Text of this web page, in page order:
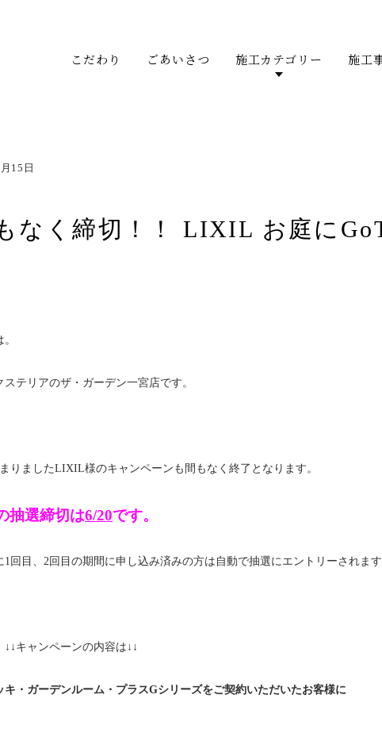
こだわり ごあいさつ 施工カテゴリー 施工
15日
なく締切！！ LIXIL お庭に
ステリアのザ・ガーデン一宮店です。
りましたLIXIL様のキャンペーンも間もなく終了となります。
抽選締切は6/20です。
目、2回目の期間に申し込み済みの方は自動で抽選にエントリーされます
ペーンの内容は↓↓
キ・ガーデンルーム・プラスGシリーズをご契約いただいたお客様に